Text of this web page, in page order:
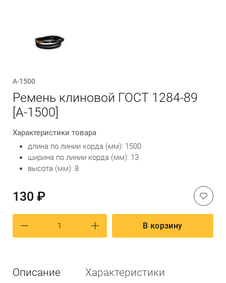
А-1500
Ремень клиновой ГОСТ 1284-89
[А-1500]
Характеристики товара
длина по линии корда (мм): 1500
ширина по линии корда (мм): 13
высота (мм): 8
130 ₽
В корзину
Описание Характеристики